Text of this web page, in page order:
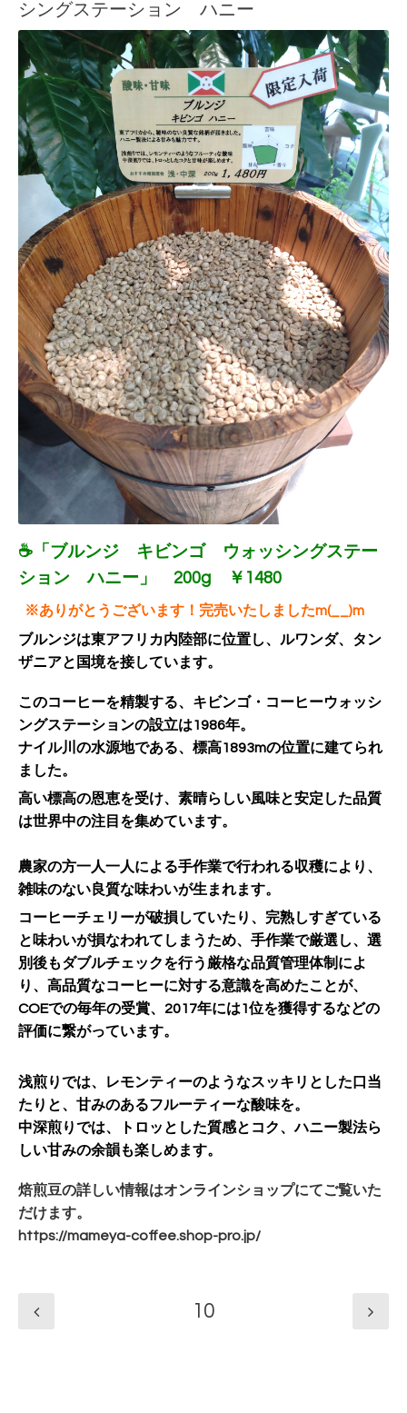
シングステーション ハニー
☕「ブルンジ キビンゴ ウォッシングステー
ション ハニー」 200g ￥1480
※ありがとうございます！完売いたしましたm(__)m
ブルンジは東アフリカ内陸部に位置し、ルワンダ、 タン
ザニアと国境を接しています。
このコーヒーを精製する、キビンゴ・ コーヒーウォッシ
ングステーションの設立は1986年。
ナイル川の水源地である、 標高1893mの位置に建てられ
ました。
高い標高の恩恵を受け、 素晴らしい風味と安定した品質
は世界中の注目を集めています。
農家の方一人一人による手作業で行われる収穫により、
雑味のない良質な味わいが生まれます。
コーヒーチェリーが破損していたり、完熟しすぎている
と味わいが損なわれてしまうため、手作業で厳選し、 選
別後もダブルチェックを行う厳格な品質管理体制によ
り、 高品質なコーヒーに対する意識を高めたことが、
COEでの毎年の受賞、 2017年には1位を獲得するなどの
評価に繋がっています。
浅煎りでは、レモンティーのようなスッキリとした口当
たりと、 甘みのあるフルーティーな酸味を。
中深煎りでは、トロッとした質感とコク、ハニー製法ら
しい甘みの余韻も楽しめます。
焙煎豆の詳しい情報はオンラインショップにてご覧いた
だけます。
https://mameya-coffee.shop-pro.jp/
10